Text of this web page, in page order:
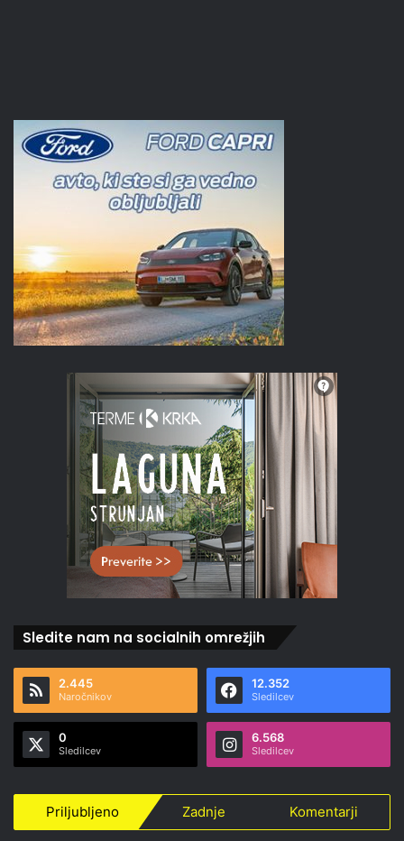
Sledite nam na socialnih omrežjih
2.445
Naročnikov
12.352
Sledilcev
0
Sledilcev
6.568
Sledilcev
Priljubljeno Zadnje Komentarji